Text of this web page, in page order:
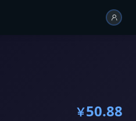
￥50.88